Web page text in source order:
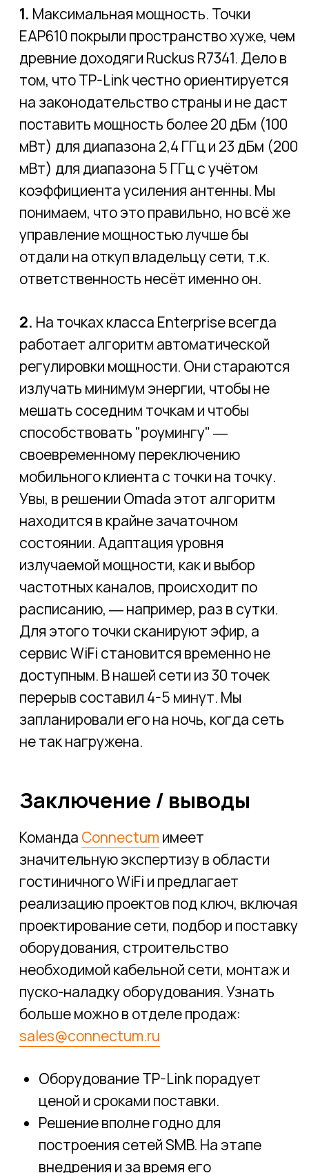
Направления
ПОЛИТИКА КОНФИДЕНЦИАЛЬНОСТИ
Отраслевые решения
Видеонаблюдение и аналитика
Автоматизация и управление
Логистика и транспорт
Добыча и производство
Гостиницы и офисы